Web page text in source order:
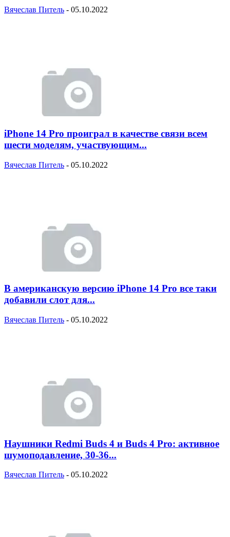
Вячеслав Питель - 05.10.2022
iPhone 14 Pro проиграл в качестве связи всем
шести моделям, участвующим...
Вячеслав Питель - 05.10.2022
В американскую версию iPhone 14 Pro все таки
добавили слот для...
Вячеслав Питель - 05.10.2022
Наушники Redmi Buds 4 и Buds 4 Pro: активное
шумоподавление, 30-36...
Вячеслав Питель - 05.10.2022